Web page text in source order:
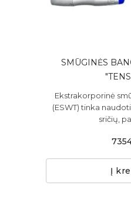
SMŪGINĖS
Ekstrakorporinė
(ESWT) tinka
sričių,
Į